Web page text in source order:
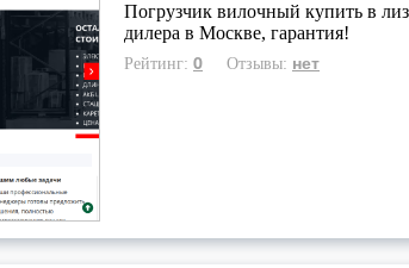
Погрузчик вилочный купить в
дилера в Москве, гарантия!
Рейтинг: 0 Отзывы: нет